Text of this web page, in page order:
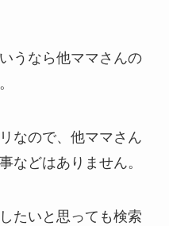
うなら他ママさんの
なので、他ママさん
などはありません。
たいと思っても検索